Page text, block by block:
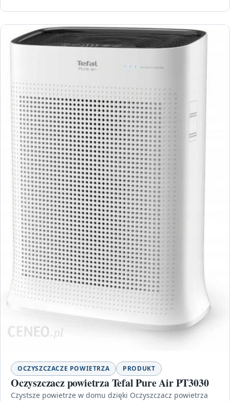
OCZYSZCZACZE POWIETRZA PRODUKT
Oczyszczacz powietrza Tefal Pure Air PT3030
Czystsze powietrze w domu dzięki Oczyszczacz powietrza